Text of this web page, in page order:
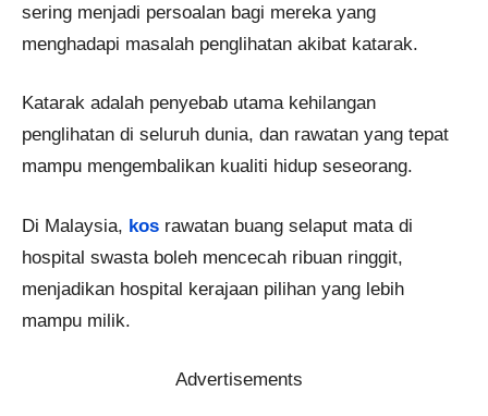
sering menjadi persoalan bagi mereka yang
menghadapi masalah penglihatan akibat katarak.
Katarak adalah penyebab utama kehilangan
penglihatan di seluruh dunia, dan rawatan yang tepat
mampu mengembalikan kualiti hidup seseorang.
Di Malaysia, kos rawatan buang selaput mata di
hospital swasta boleh mencecah ribuan ringgit,
menjadikan hospital kerajaan pilihan yang lebih
mampu milik.
Advertisements